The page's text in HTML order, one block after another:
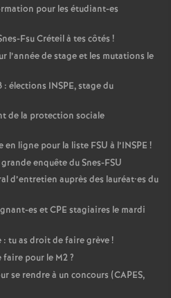
pour les étudiant-es
Fsu Créteil à tes côtés !
l’année de stage et les mutations le
: élections INSPE, stage du
de la protection sociale
en ligne pour la liste FSU à l’INSPE !
grande enquête du Snes-FSU
d’entretien auprès des lauréat•es du
es etCPE stagiaires le mardi
tu as droit de faire grève!
faire pour le M2?
se rendre à un concours (CAPES,